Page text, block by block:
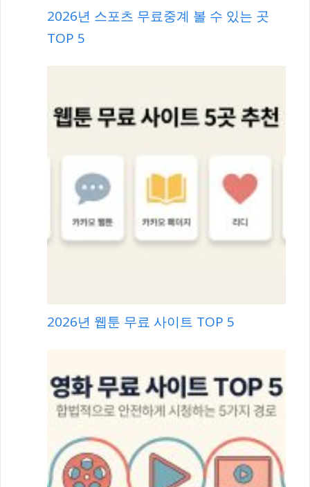
2026년 스포츠 무료중계 볼 수 있는 곳
TOP 5
2026년 웹툰 무료 사이트 TOP 5